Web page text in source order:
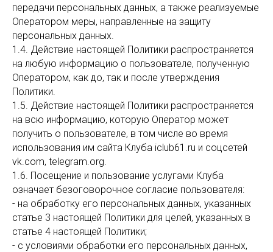
передачи персональных данных, а также реализуемые
Оператором меры, направленные на защиту
персональных данных.
1.4. Действие настоящей Политики распространяется
на любую информацию о пользователе, полученную
Оператором, как до, так и после утверждения
Политики.
1.5. Действие настоящей Политики распространяется
на всю информацию, которую Оператор может
получить о пользователе, в том числе во время
использования им сайта Клуба iclub61.ru и соцсетей
vk.com, telegram.org.
1.6. Посещение и пользование услугами Клуба
означает безоговорочное согласие пользователя:
- на обработку его персональных данных, указанных
статье 3 настоящей Политики для целей, указанных в
статье 4 настоящей Политики;
- с условиями обработки его персональных данных,